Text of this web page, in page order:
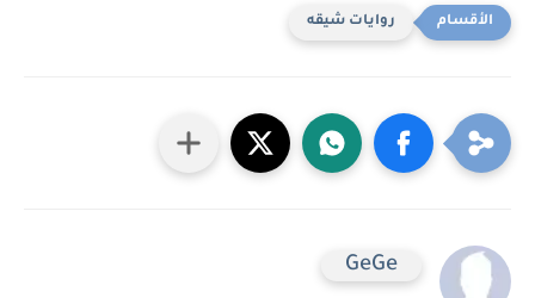
روايات شيقه
GeGe